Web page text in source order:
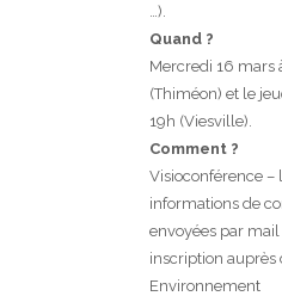
…).
Quand ?
Mercredi 16 mars
(Thiméon) et le
19h (Viesville).
Comment ?
Visioconférence –
informations de
envoyées par mail
inscription auprès
Environnement